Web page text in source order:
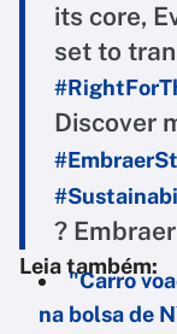
its core,
set to
Discover
?
Leia também:
"Carro
na bolsa de